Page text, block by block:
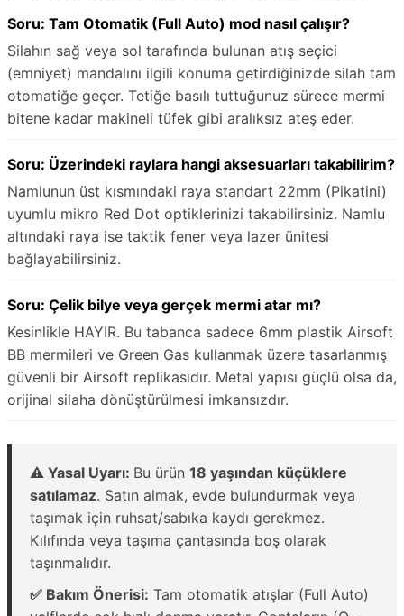
Soru: Tam Otomatik (Full Auto) mod nasıl çalışır?
Silahın sağ veya sol tarafında bulunan atış seçici
(emniyet) mandalını ilgili konuma getirdiğinizde silah tam
otomatiğe geçer. Tetiğe basılı tuttuğunuz sürece mermi
bitene kadar makineli tüfek gibi aralıksız ateş eder.
Soru: Üzerindeki raylara hangi aksesuarları takabilirim?
Namlunun üst kısmındaki raya standart 22mm (Pikatini)
uyumlu mikro Red Dot optiklerinizi takabilirsiniz. Namlu
altındaki raya ise taktik fener veya lazer ünitesi
bağlayabilirsiniz.
Soru: Çelik bilye veya gerçek mermi atar mı?
Kesinlikle HAYIR. Bu tabanca sadece 6mm plastik Airsoft
BB mermileri ve Green Gas kullanmak üzere tasarlanmış
güvenli bir Airsoft replikasıdır. Metal yapısı güçlü olsa da,
orijinal silaha dönüştürülmesi imkansızdır.
⚠️ Yasal Uyarı: Bu ürün 18 yaşından küçüklere
satılamaz. Satın almak, evde bulundurmak veya
taşımak için ruhsat/sabıka kaydı gerekmez.
Kılıfında veya taşıma çantasında boş olarak
taşınmalıdır.
✅ Bakım Önerisi: Tam otomatik atışlar (Full Auto)